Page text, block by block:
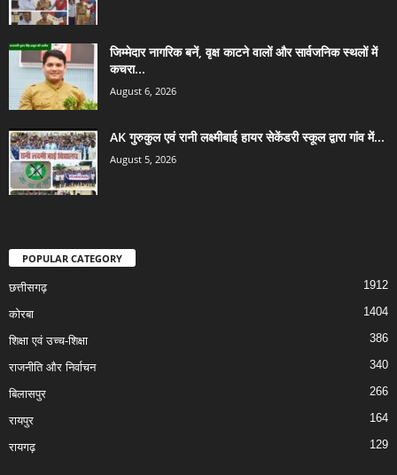
जिम्मेदार नागरिक बनें, वृक्ष काटने वालों और सार्वजनिक स्थलों में
कचरा...
August 6, 2026
AK गुरुकुल एवं रानी लक्ष्मीबाई हायर सेकेंडरी स्कूल द्वारा गांव में...
August 5, 2026
POPULAR CATEGORY
छत्तीसगढ़ 1912
कोरबा 1404
शिक्षा एवं उच्च-शिक्षा 386
राजनीति और निर्वाचन 340
बिलासपुर 266
रायपुर 164
रायगढ़ 129